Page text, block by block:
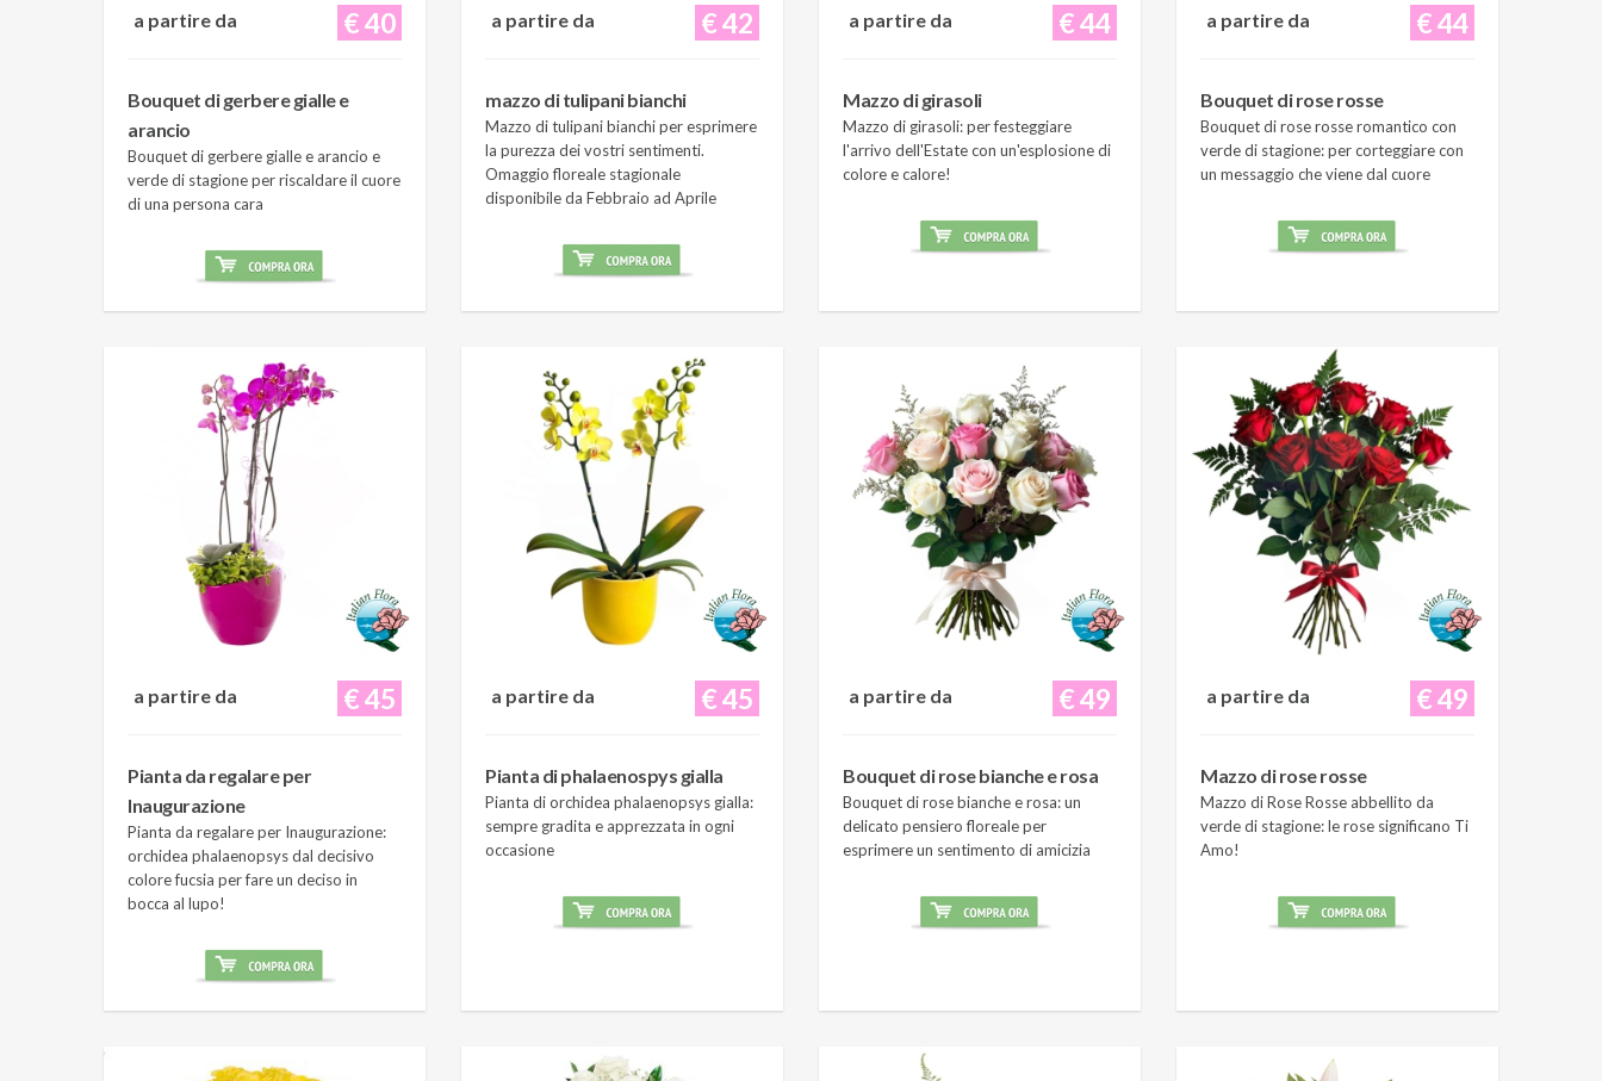
€ 40
a partire da
Bouquet di gerbere gialle e
arancio
Bouquet di gerbere gialle e arancio e
verde di stagione per riscaldare il cuore
di una persona cara
€ 42
a partire da
mazzo di tulipani bianchi
Mazzo di tulipani bianchi per esprimere
la purezza dei vostri sentimenti.
Omaggio floreale stagionale
disponibile da Febbraio ad Aprile
€ 44
a partire da
Mazzo di girasoli
Mazzo di girasoli: per festeggiare
l'arrivo dell'Estate con un'esplosione di
colore e calore!
€ 44
a partire da
Bouquet di rose rosse
Bouquet di rose rosse romantico con
verde di stagione: per corteggiare con
un messaggio che viene dal cuore
€ 45
a partire da
Pianta da regalare per
Inaugurazione
Pianta da regalare per Inaugurazione:
orchidea phalaenopsys dal decisivo
colore fucsia per fare un deciso in
bocca al lupo!
€ 45
a partire da
Pianta di phalaenospys gialla
Pianta di orchidea phalaenopsys gialla:
sempre gradita e apprezzata in ogni
occasione
€ 49
a partire da
Bouquet di rose bianche e rosa
Bouquet di rose bianche e rosa: un
delicato pensiero floreale per
esprimere un sentimento di amicizia
€ 49
a partire da
Mazzo di rose rosse
Mazzo di Rose Rosse abbellito da
verde di stagione: le rose significano Ti
Amo!